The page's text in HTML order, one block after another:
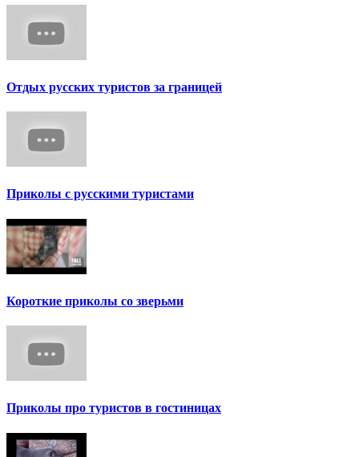
Отдых русских туристов за границей
Приколы с русскими туристами
Короткие приколы со зверьми
Приколы про туристов в гостиницах